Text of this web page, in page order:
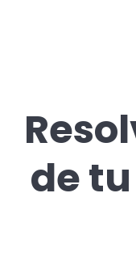
de tu